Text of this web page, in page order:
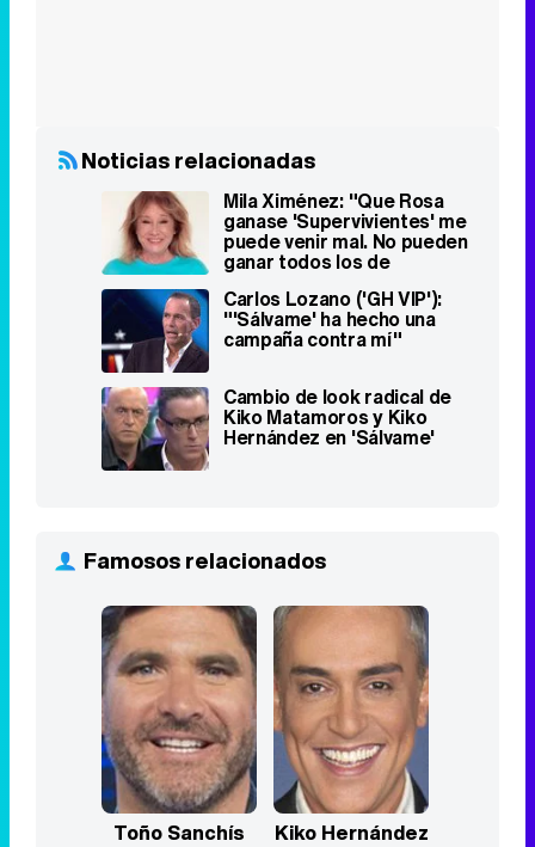
"'Sálvame' ha hecho una
campaña contra mí"
Cambio de look radical de
Kiko Matamoros y Kiko
Hernández en 'Sálvame'
Famosos relacionados
Toño Sanchís Kiko Hernández
Top Series
1 Stranger Things